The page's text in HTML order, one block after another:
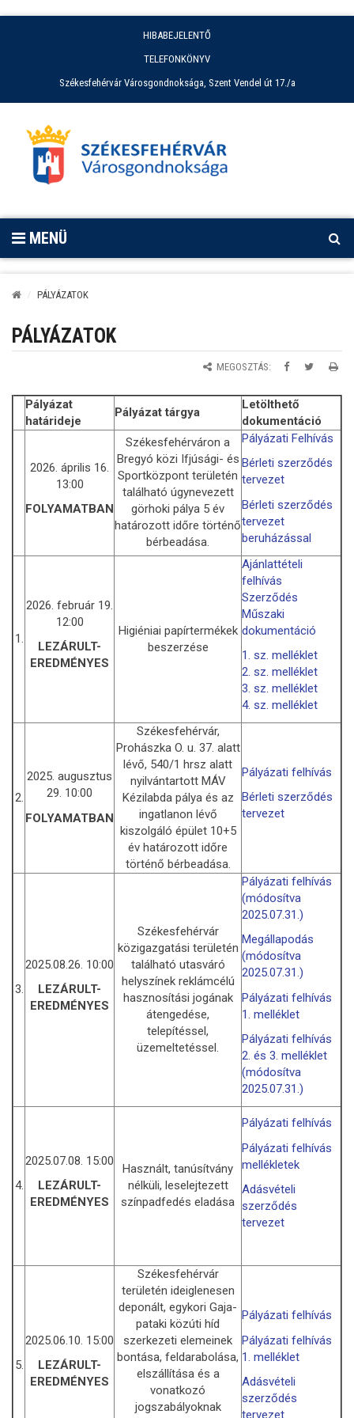
HIBABEJELENTŐ
TELEFONKÖNYV
Székesfehérvár Városgondnoksága, Szent Vendel út 17./a
MENÜ
PÁLYÁZATOK
PÁLYÁZATOK
MEGOSZTÁS:
Pályázat
határideje
Pályázat tárgya
Letölthető
dokumentáció
2026. április 16.
13:00
FOLYAMATBAN
Székesfehérváron a
Bregyó közi Ifjúsági- és
Sportközpont területén
található úgynevezett
görhoki pálya 5 év
határozott időre történő
bérbeadása.
Pályázati Felhívás
Bérleti szerződés
tervezet
Bérleti szerződés
tervezet
beruházással
1.
2026. február 19.
12:00
LEZÁRULT-
EREDMÉNYES
Higiéniai papírtermékek
beszerzése
Ajánlattételi
felhívás
Szerződés
Műszaki
dokumentáció
1. sz. melléklet
2. sz. melléklet
3. sz. melléklet
4. sz. melléklet
2.
2025. augusztus
29. 10:00
FOLYAMATBAN
Székesfehérvár,
Prohászka O. u. 37. alatt
lévő, 540/1 hrsz alatt
nyilvántartott MÁV
Kézilabda pálya és az
ingatlanon lévő
kiszolgáló épület 10+5
év határozott időre
történő bérbeadása.
Pályázati felhívás
Bérleti szerződés
tervezet
3.
2025.08.26. 10:00
LEZÁRULT-
EREDMÉNYES
Székesfehérvár
közigazgatási területén
található utasváró
helyszínek reklámcélú
hasznosítási jogának
átengedése,
telepítéssel,
üzemeltetéssel.
Pályázati felhívás
(módosítva
2025.07.31.)
Megállapodás
(módosítva
2025.07.31.)
Pályázati felhívás
1. melléklet
Pályázati felhívás
2. és 3. melléklet
(módosítva
2025.07.31.)
4.
2025.07.08. 15:00
LEZÁRULT-
EREDMÉNYES
Használt, tanúsítvány
nélküli, leselejtezett
színpadfedés eladása
Pályázati felhívás
Pályázati felhívás
mellékletek
Adásvételi
szerződés
tervezet
5.
2025.06.10. 15:00
LEZÁRULT-
EREDMÉNYES
Székesfehérvár
területén ideiglenesen
deponált, egykori Gaja-
pataki közúti híd
szerkezeti elemeinek
bontása, feldarabolása,
elszállítása és a
vonatkozó
jogszabályoknak
Pályázati felhívás
Pályázati felhívás
1. melléklet
Adásvételi
szerződés
tervezet